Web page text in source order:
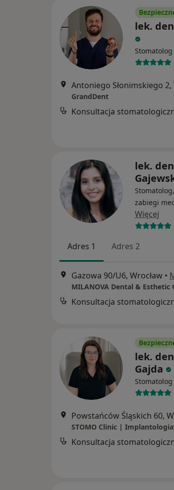
lek.
Stomatolog
Antoniego Słonimskiego 2,
GrandDent
Konsultacja
lek.
zabiegi
Więcej
Adres 1 Adres 2
Gazowa 90/U6, Wrocław •
MILANOVA Dental & Esthetic
Konsultacja
lek.
Gajda
Stomatolog
Powstańców Śląskich 60,
Konsultacja